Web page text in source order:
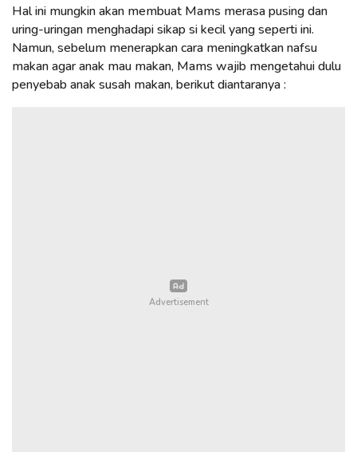
Hal ini mungkin akan membuat Mams merasa pusing dan
uring-uringan menghadapi sikap si kecil yang seperti ini.
Namun, sebelum menerapkan cara meningkatkan nafsu
makan agar anak mau makan, Mams wajib mengetahui dulu
penyebab anak susah makan, berikut diantaranya :